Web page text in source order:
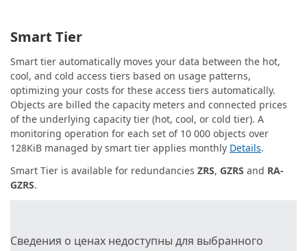
Smart Tier
Smart tier automatically moves your data between the hot,
cool, and cold access tiers based on usage patterns,
optimizing your costs for these access tiers automatically.
Objects are billed the capacity meters and connected prices
of the underlying capacity tier (hot, cool, or cold tier). A
monitoring operation for each set of 10 000 objects over
128KiB managed by smart tier applies monthly Details.
Smart Tier is available for redundancies ZRS, GZRS and RA-
GZRS.
Сведения о ценах недоступны для выбранного